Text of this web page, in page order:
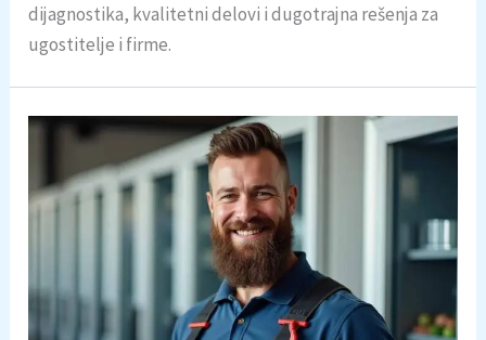
dijagnostika, kvalitetni delovi i dugotrajna rešenja za
ugostitelje i firme.